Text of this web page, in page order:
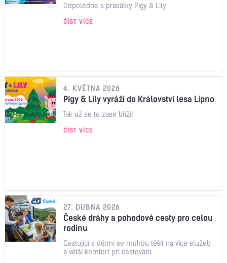
Odpoledne s prasátky Pigy & Lily
ČÍST VÍCE
4. KVĚTNA 2026
Pigy & Lily vyráží do Království lesa Lipno
Tak už se to zase blíží!
ČÍST VÍCE
27. DUBNA 2026
České dráhy a pohodové cesty pro celou
rodinu
Cestující s dětmi se mohou těšit na více služeb
a větší komfort při cestování.